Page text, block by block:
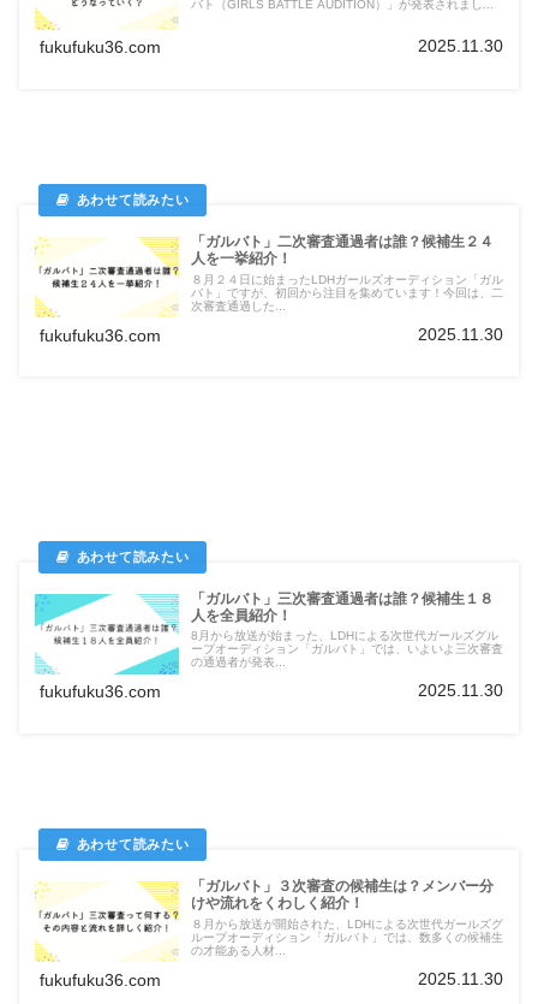
バト（GIRLS BATTLE AUDITION）」が発表されまし...
fukufuku36.com 2025.11.30
「ガルバト」二次審査通過者は誰？候補生２４
人を一挙紹介！
８月２４日に始まったLDHガールズオーディション「ガル
バト」ですが、初回から注目を集めています！今回は、二
次審査通過した...
fukufuku36.com 2025.11.30
「ガルバト」三次審査通過者は誰？候補生１８
人を全員紹介！
8月から放送が始まった、LDHによる次世代ガールズグル
ープオーディション「ガルバト」では、いよいよ三次審査
の通過者が発表...
fukufuku36.com 2025.11.30
「ガルバト」３次審査の候補生は？メンバー分
けや流れをくわしく紹介！
８月から放送が開始された、LDHによる次世代ガールズグ
ループオーディション「ガルバト」では、数多くの候補生
の才能ある人材...
fukufuku36.com 2025.11.30